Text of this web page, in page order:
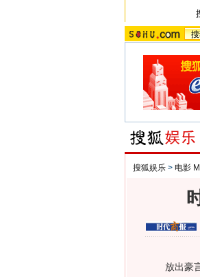
搜狐娱乐 > 电影
放出豪言